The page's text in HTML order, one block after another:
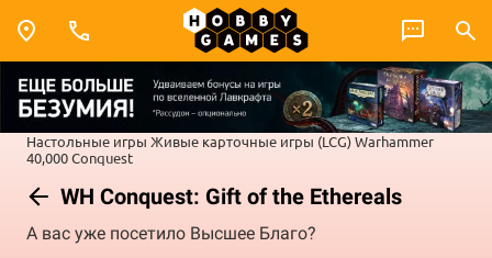
Настольные игры Живые карточные игры (LCG)Warhammer
40,000 Conquest
WH Conquest: Gift of the Ethereals
А вас уже посетило Высшее Благо?